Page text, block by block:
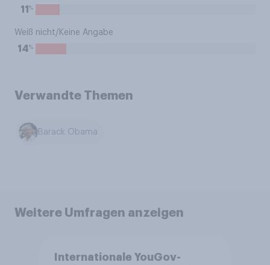
11 %
Weiß nicht/Keine Angabe
14%
Verwandte Themen
Barack Obama
Weitere Umfragen anzeigen
Internationale YouGov-